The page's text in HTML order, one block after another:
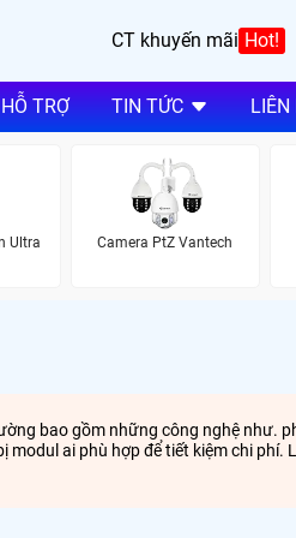
CT khuyến mãi Hot!
HỖ TRỢ TIN TỨC LIÊN
Ultra
Camera PtZ Vantech
bao gồm những công nghệ như.
ai phù hợp để tiết kiệm chi